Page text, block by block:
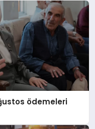
ödemeleri